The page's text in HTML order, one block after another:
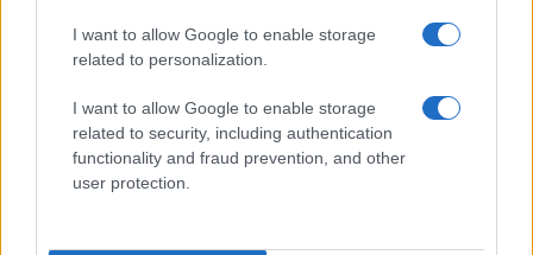
I want to allow Google to enable storage
related to personalization.
I want to allow Google to enable storage
related to security, including authentication
functionality and fraud prevention, and other
user protection.
Formula e date dei campionati regionali di basket
nelle Marche